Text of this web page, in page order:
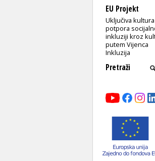
EU Projekt
Uključiva
potpora
inkluziji kroz
putem Vijenca
Inkluzija